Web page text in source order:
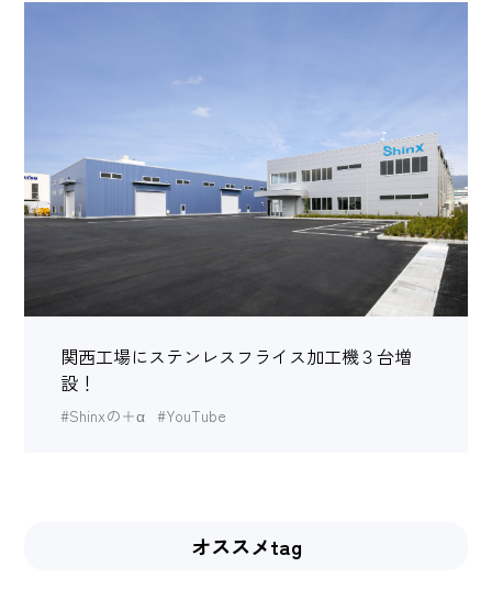
関西工場にステンレスフライス加工機３台増
設！
#Shinxの＋α #YouTube
オススメtag